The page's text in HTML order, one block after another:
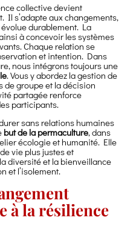
collective devient
Il s’adapte aux changements,
durablement. La
à concevoir les systèmes
Chaque relation se
et intention. Dans
nous intégrons toujours une
. Vous y abordez la gestion de
de groupe et la décision
partagée renforce
participants.
sans relations humaines
but de la permaculture, dans
écologie et humanité. Elle
vie plus justes et
diversité et la bienveillance
et l’isolement.
à la résilience